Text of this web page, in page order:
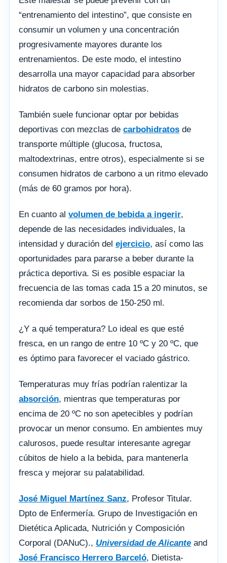
“entrenamiento del intestino”, que consiste en
consumir un volumen y una concentración
progresivamente mayores durante los
entrenamientos. De este modo, el intestino
desarrolla una mayor capacidad para absorber
hidratos de carbono sin molestias.
También suele funcionar optar por bebidas
deportivas con mezclas de carbohidratos de
transporte múltiple (glucosa, fructosa,
maltodextrinas, entre otros), especialmente si se
consumen hidratos de carbono a un ritmo elevado
(más de 60 gramos por hora).
En cuanto al volumen de bebida a ingerir,
depende de las necesidades individuales, la
intensidad y duración del ejercicio, así como las
oportunidades para pararse a beber durante la
práctica deportiva. Si es posible espaciar la
frecuencia de las tomas cada 15 a 20 minutos, se
recomienda dar sorbos de 150-250 ml.
¿Y a qué temperatura? Lo ideal es que esté
fresca, en un rango de entre 10 ºC y 20 ºC, que
es óptimo para favorecer el vaciado gástrico.
Temperaturas muy frías podrían ralentizar la
absorción, mientras que temperaturas por
encima de 20 ºC no son apetecibles y podrían
provocar un menor consumo. En ambientes muy
calurosos, puede resultar interesante agregar
cúbitos de hielo a la bebida, para mantenerla
fresca y mejorar su palatabilidad.
José Miguel Martínez Sanz, Profesor Titular.
Dpto de Enfermería. Grupo de Investigación en
Dietética Aplicada, Nutrición y Composición
Corporal (DANuC)., Universidad de Alicante and
José Francisco Herrero Barceló, Dietista-